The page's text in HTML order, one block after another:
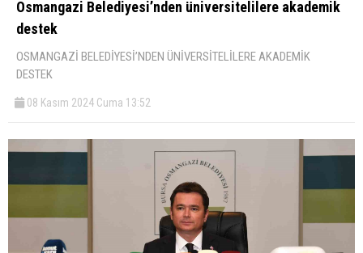
Osmangazi Belediyesi’nden üniversitelilere akademik
destek
OSMANGAZİ BELEDİYESİ’NDEN ÜNİVERSİTELİLERE AKADEMİK
DESTEK
08 Kasım 2024 Cuma 13:52